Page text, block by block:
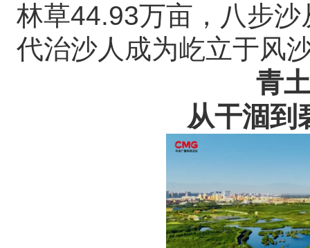
林草44.93万亩，八步
代治沙人成为屹立于风
青
从干涸到